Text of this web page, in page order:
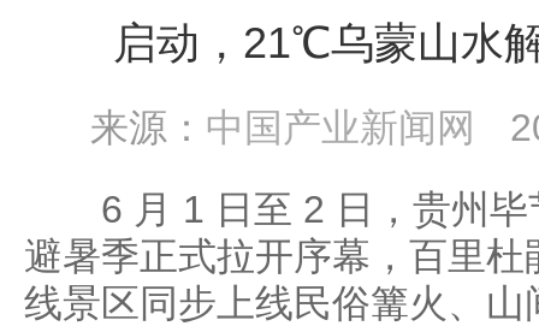
启动，21℃乌蒙山水
来源： 中国产业新闻网
6 月 1 日至 2 日，贵州毕
避暑季正式拉开序幕，百里
线景区同步上线民俗篝火、